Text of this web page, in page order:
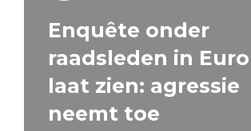
Enquête onder
raadsleden in
laat zien: agressie
neemt toe